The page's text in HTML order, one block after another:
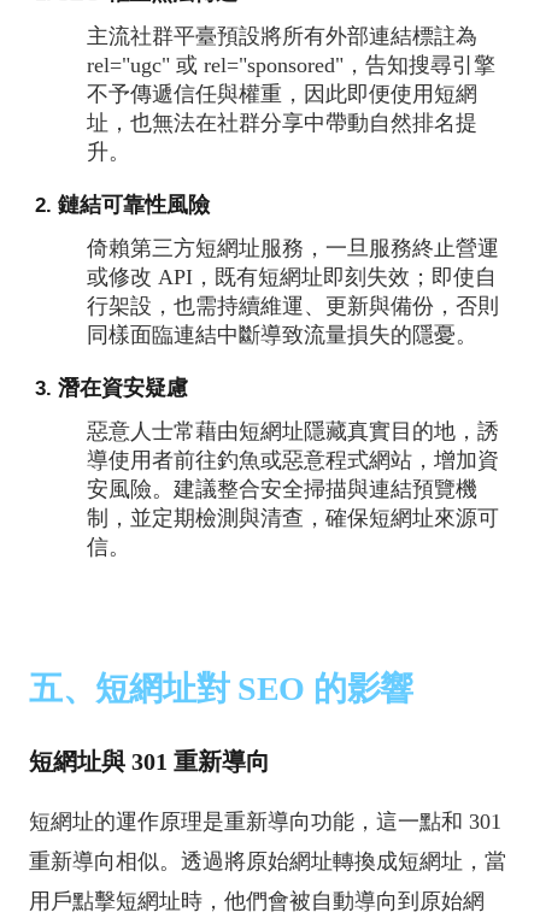
主流社群平臺預設將所有外部連結標註為
rel="ugc" 或 rel="sponsored"，告知搜尋引擎
不予傳遞信任與權重，因此即便使用短網
址，也無法在社群分享中帶動自然排名提
升。
鏈結可靠性風險
倚賴第三方短網址服務，一旦服務終止營運
或修改 API，既有短網址即刻失效；即使自
行架設，也需持續維運、更新與備份，否則
同樣面臨連結中斷導致流量損失的隱憂。
潛在資安疑慮
惡意人士常藉由短網址隱藏真實目的地，誘
導使用者前往釣魚或惡意程式網站，增加資
安風險。建議整合安全掃描與連結預覽機
制，並定期檢測與清查，確保短網址來源可
信。
五、短網址對 SEO 的影響
短網址與 301 重新導向
短網址的運作原理是重新導向功能，這一點和 301
重新導向相似。透過將原始網址轉換成短網址，當
用戶點擊短網址時，他們會被自動導向到原始網